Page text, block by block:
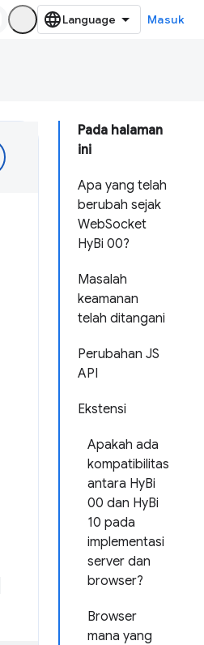
Masuk
Pada halaman
ini
Apa yang telah
berubah sejak
WebSocket
HyBi 00?
Masalah
keamanan
telah ditangani
Perubahan JS
API
Ekstensi
Apakah ada
kompatibilitas
antara HyBi
00 dan HyBi
10 pada
implementasi
server dan
browser?
Browser
mana yang